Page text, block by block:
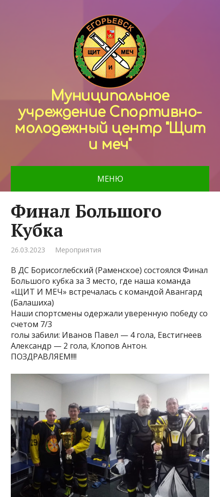
Муниципальное
учреждение Спортивно-
молодежный центр "Щит
и меч"
МЕНЮ
Финал Большого
Кубка
26.03.2023 Мероприятия
В ДС Борисоглебский (Раменское) состоялся Финал
Большого кубка за 3 место, где наша команда
«ЩИТ И МЕЧ» встречалась с командой Авангард
(Балашиха)
Наши спортсмены одержали уверенную победу со
счетом 7/3
голы забили: Иванов Павел — 4 гола, Евстигнеев
Александр — 2 гола, Клопов Антон.
ПОЗДРАВЛЯЕМ!!!!